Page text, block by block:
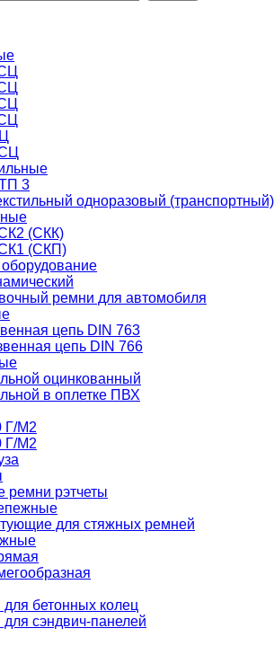
3
одноразовый (транспортный)
(СКК)
(СКП)
ремни для автомобиля
цепь DIN 763
цепь DIN 766
оцинкованный
в оплетке ПВХ
Г/М2
Г/М2
ремни рэтчеты
для стяжных ремней
бетонных колец
сэндвич-панелей